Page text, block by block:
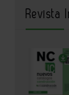
Revista